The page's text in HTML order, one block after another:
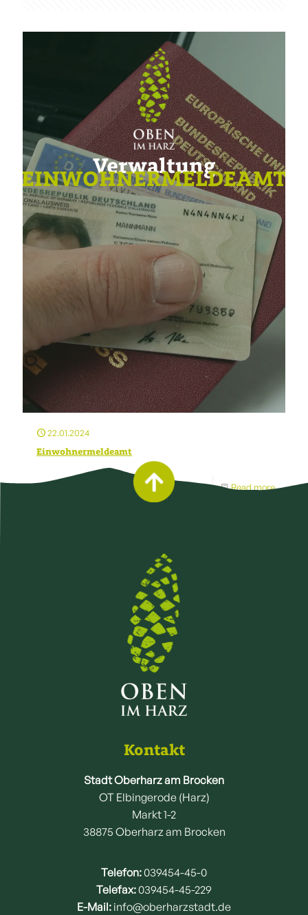
Verwaltung
EINWOHNERMELDEAMT
22.01.2024
Einwohnermeldeamt
Read more
Kontakt
Stadt Oberharz am Brocken
OT Elbingerode (Harz)
Markt 1-2
38875 Oberharz am Brocken
Telefon:039454-45-0
Telefax:039454-45-229
E-Mail: info@oberharzstadt.de